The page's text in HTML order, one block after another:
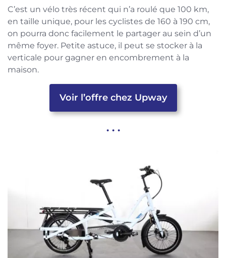
C’est un vélo très récent qui n’a roulé que 100 km,
en taille unique, pour les cyclistes de 160 à 190 cm,
on pourra donc facilement le partager au sein d’un
même foyer. Petite astuce, il peut se stocker à la
verticale pour gagner en encombrement à la
maison.
Voir l’offre chez Upway
. . .